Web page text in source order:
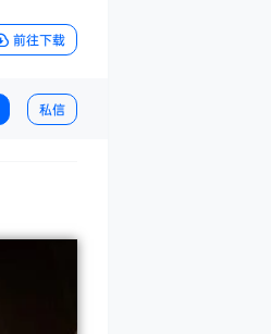
前往下载
私信